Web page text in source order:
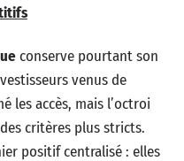
conserve pourtant son
venus de
les accès, mais l’octroi
critères plus stricts.
positif centralisé : elles